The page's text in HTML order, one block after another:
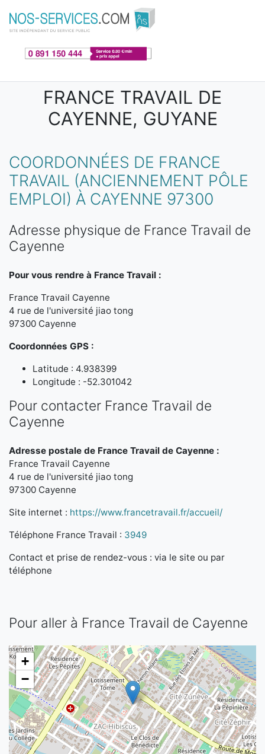
Aller au contenu principal
FRANCE TRAVAIL DE
CAYENNE, GUYANE
COORDONNÉES DE FRANCE
TRAVAIL (ANCIENNEMENT PÔLE
EMPLOI) À CAYENNE 97300
Adresse physique de France Travail de
Cayenne
Pour vous rendre à France Travail :
France Travail Cayenne
4 rue de l'université jiao tong
97300 Cayenne
Coordonnées GPS :
Latitude : 4.938399
Longitude : -52.301042
Pour contacter France Travail de
Cayenne
Adresse postale de France Travail de Cayenne :
France Travail Cayenne
4 rue de l'université jiao tong
97300 Cayenne
Site internet : https://www.francetravail.fr/accueil/
Téléphone France Travail : 3949
Contact et prise de rendez-vous : via le site ou par
téléphone
Pour aller à France Travail de Cayenne
+
−